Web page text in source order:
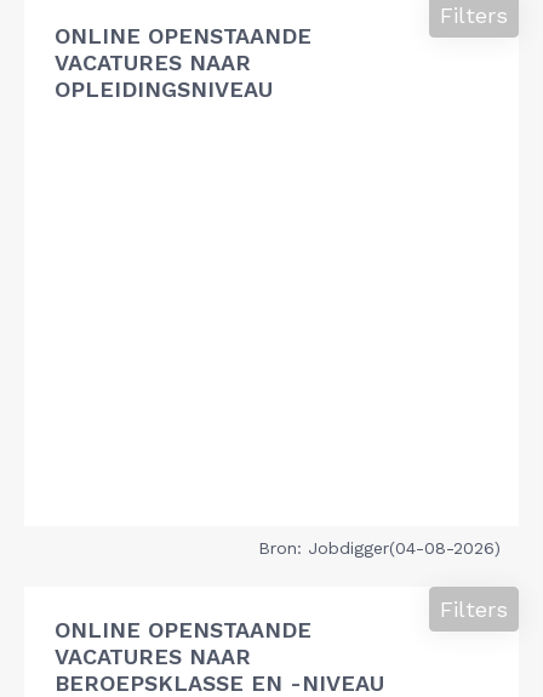
ONLINE OPENSTAANDE
VACATURES NAAR
OPLEIDINGSNIVEAU
Filters
Bron: Jobdigger(04-08-2026)
ONLINE OPENSTAANDE
VACATURES NAAR
BEROEPSKLASSE EN -NIVEAU
Filters